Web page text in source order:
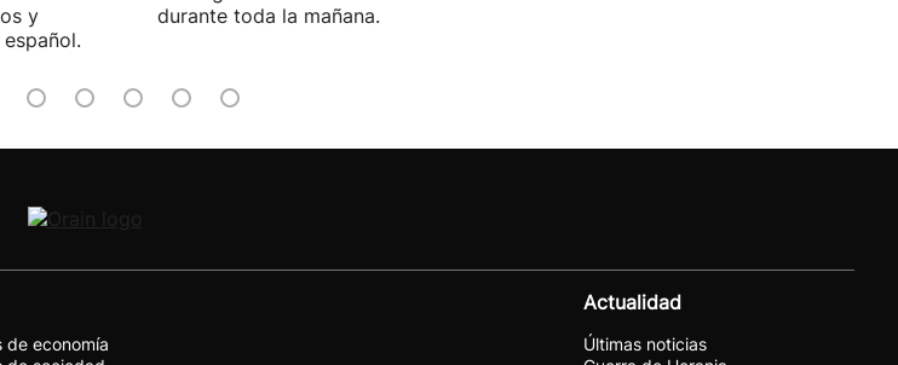
y
durante toda la mañana.
de economía
Actualidad
Últimas noticias